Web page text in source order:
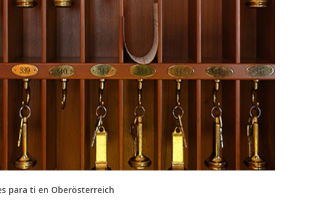
para ti en Oberösterreich